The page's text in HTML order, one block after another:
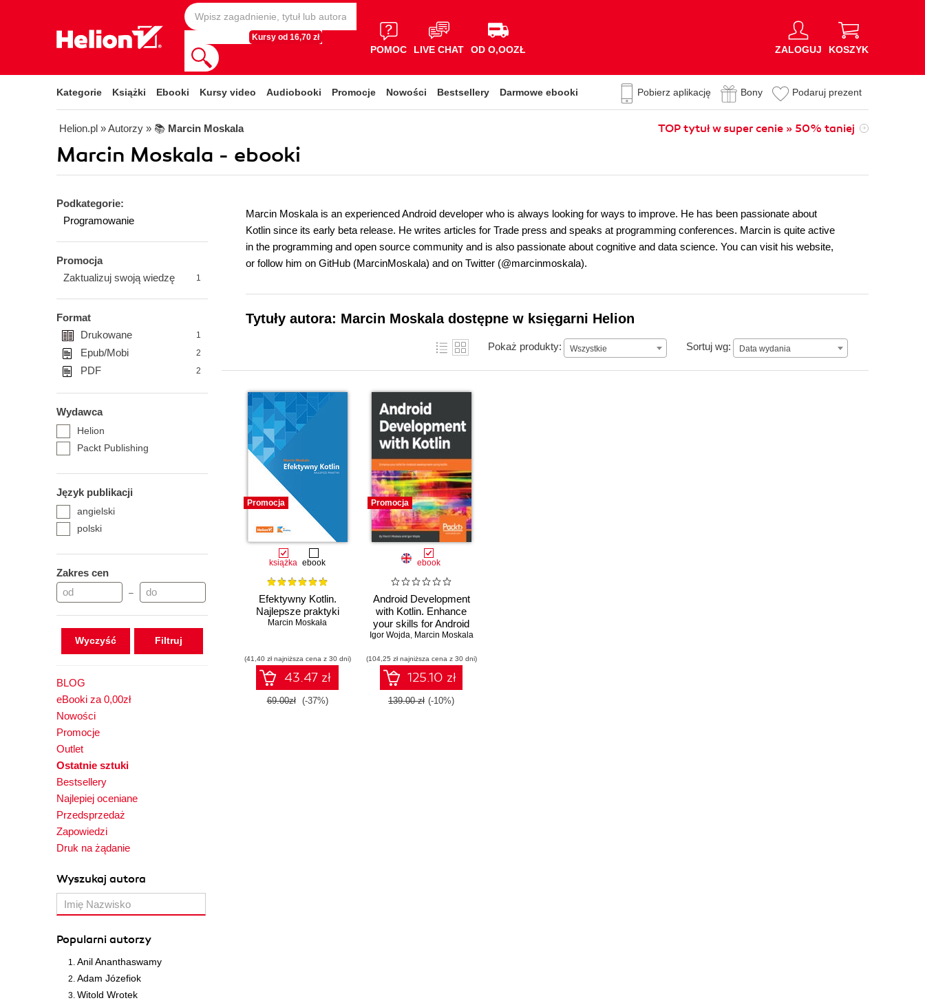
Kursy od 16,70 zł
POMOC LIVE CHAT OD O,OOZŁ ZALOGUJ KOSZYK
Kategorie Książki Ebooki Kursy video Audiobooki Promocje Nowości Bestsellery Darmowe ebooki Pobierz aplikację Bony Podaruj prezent
Helion.pl » Autorzy » 📚 Marcin Moskala TOP tytuł w super cenie » 50% taniej
Marcin Moskala - ebooki
Podkategorie:
Programowanie
Promocja
Zaktualizuj swoją wiedzę
1
Format
Drukowane
1
Epub/Mobi 2
PDF 2
Wydawca
Helion
Packt Publishing
Język publikacji
angielski
polski
Zakres cen
–
Wyczyść
BLOG
eBooki za 0,00zł
Nowości
Promocje
Outlet
Ostatnie sztuki
Bestsellery
Najlepiej oceniane
Przedsprzedaż
Zapowiedzi
Druk na żądanie
Wyszukaj autora
Popularni autorzy
Anil Ananthaswamy
Adam Józefiok
Witold Wrotek
Marcin Moskala is an experienced Android developer who is always looking for ways to improve. He has been passionate about
Kotlin since its early beta release. He writes articles for Trade press and speaks at programming conferences. Marcin is quite active
in the programming and open source community and is also passionate about cognitive and data science. You can visit his website,
or follow him on GitHub (MarcinMoskala) and on Twitter (@marcinmoskala).
Tytuły autora: Marcin Moskala dostępne w księgarni Helion
Pokaż produkty: Wszystkie Sortuj wg: Data wydania
Data wydania
Promocja
książka ebook
Efektywny Kotlin.
Najlepsze praktyki
Marcin Moskała
(41,40 zł najniższa cena z 30 dni)
43.47 zł
69.00zł (-37%)
Promocja
ebook
Android Development
with Kotlin. Enhance
your skills for Android
development using
Igor Wojda, Marcin Moskala
(104,25 zł najniższa cena z 30 dni)
125.10 zł
139.00 zł (-10%)